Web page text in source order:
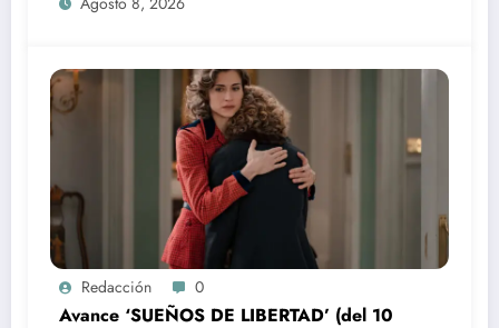
Redacción 0
Avance ‘SUEÑOS DE LIBERTAD’ (del 10